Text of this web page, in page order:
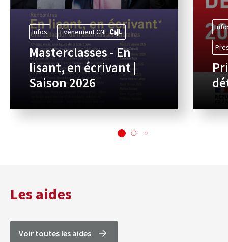
Infos Événement CNL
Masterclasses - En
lisant, en écrivant |
Saison 2026
Les aides
Voir toutes les aides